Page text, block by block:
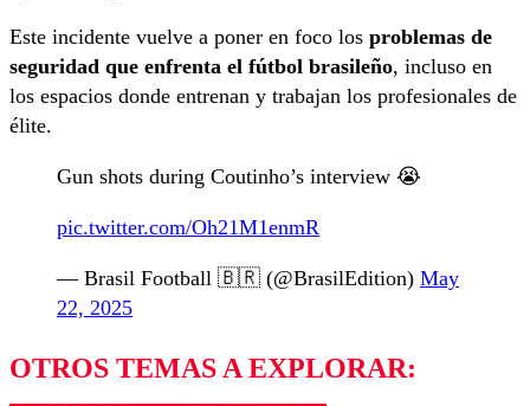
Este incidente vuelve a poner en foco los problemas de
seguridad que enfrenta el fútbol brasileño, incluso en
los espacios donde entrenan y trabajan los profesionales de
élite.
Gun shots during Coutinho’s interview 😭
pic.twitter.com/Oh21M1enmR
— Brasil Football 🇧🇷 (@BrasilEdition) May
22, 2025
OTROS TEMAS A EXPLORAR: